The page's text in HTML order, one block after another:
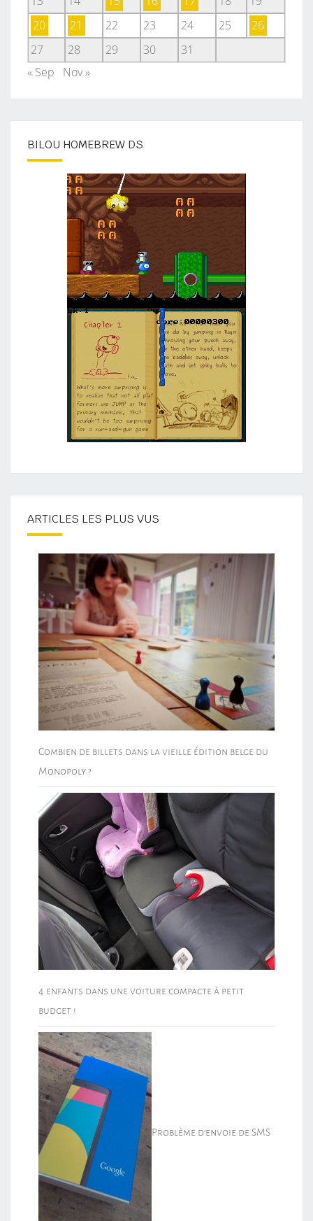
20
21 22 23 24 25
26
27
28 29 30
31
« Sep
Nov »
BILOU HOMEBREW DS
ARTICLES LES PLUS VUS
Combien de billets dans la vieille édition belge du
Monopoly ?
4 enfants dans une voiture compacte à petit
budget !
Problème d’envoie de SMS